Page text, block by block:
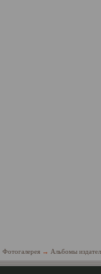
Фотогалерея → Альбомы